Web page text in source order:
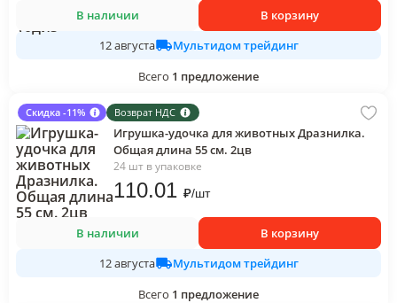
В наличии
В корзину
12 августа
Мультидом трейдинг
Всего 1 предложение
Скидка -11% Возврат НДС
Игрушка-удочка для животных Дразнилка.
Общая длина 55 см. 2цв
24 шт в упаковке
110.01 ₽/шт
В наличии
В корзину
12 августа
Мультидом трейдинг
Всего 1 предложение